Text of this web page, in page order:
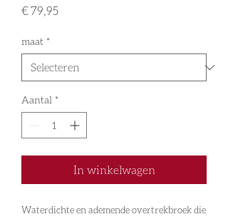
€ 79,95Prijs
maat *
Aantal *
In winkelwagen
Waterdichte en ademende overtrekbroek die